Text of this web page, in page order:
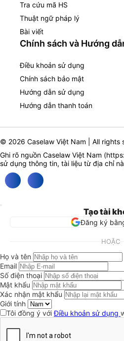
Tra cứu mã HS
Thuật ngữ pháp lý
Bài viết
Chính sách và Hướng
Điều khoản sử dụng
Chính sách bảo mật
Hướng dẫn sử dụng
Hướng dẫn thanh toán
© 2026 Caselaw Việt Nam | All rights
Ghi rõ nguồn Caselaw Việt Nam (
sử dụng thông tin, tài liệu từ địa chỉ
Tạo tài
Đăng ký
HOẶC
Họ và tên
Email
Số điện thoại
Mật khẩu
Xác nhận mật khẩu
Giới tính
Tôi đồng ý vớiĐiều khoản sử dụng